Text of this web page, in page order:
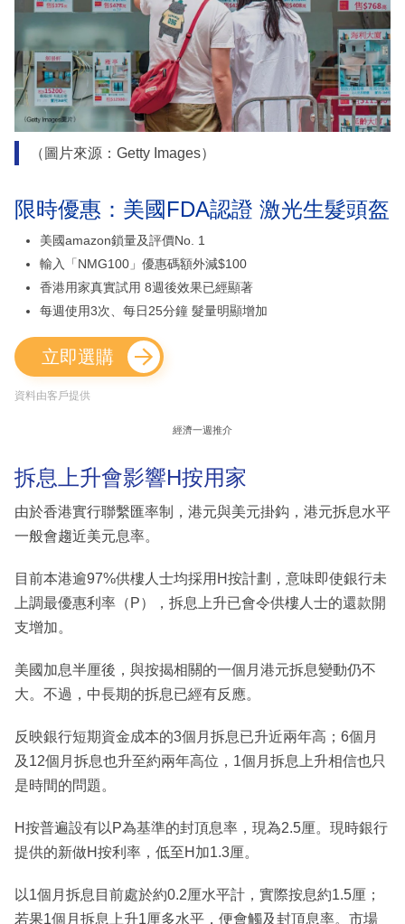
（圖片來源：Getty Images）
限時優惠：美國FDA認證 激光生髮頭盔
美國amazon鎖量及評價No. 1
輸入「NMG100」優惠碼額外減$100
香港用家真實試用 8週後效果已經顯著
每週使用3次、每日25分鐘 髮量明顯增加
立即選購
資料由客戶提供
經濟一週推介
拆息上升會影響H按用家
由於香港實行聯繫匯率制，港元與美元掛鈎，港元拆息水平
一般會趨近美元息率。
目前本港逾97%供樓人士均採用H按計劃，意味即使銀行未
上調最優惠利率（P），拆息上升已會令供樓人士的還款開
支增加。
美國加息半厘後，與按揭相關的一個月港元拆息變動仍不
大。不過，中長期的拆息已經有反應。
反映銀行短期資金成本的3個月拆息已升近兩年高；6個月
及12個月拆息也升至約兩年高位，1個月拆息上升相信也只
是時間的問題。
H按普遍設有以P為基準的封頂息率，現為2.5厘。現時銀行
提供的新做H按利率，低至H加1.3厘。
以1個月拆息目前處於約0.2厘水平計，實際按息約1.5厘；
若果1個月拆息上升1厘多水平，便會觸及封頂息率。市場